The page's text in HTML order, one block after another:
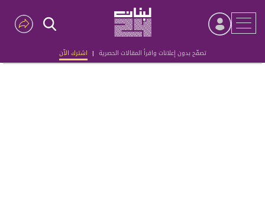
تصفّح بدون إعلانات واقرأ المقالات الحصرية | اشترك الآن
Advertisement